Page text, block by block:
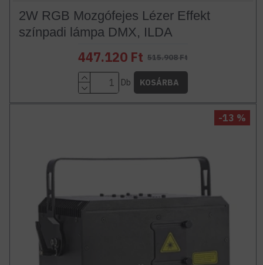
2W RGB Mozgófejes Lézer Effekt
színpadi lámpa DMX, ILDA
447.120 Ft 515.908 Ft
Db KOSÁRBA
-13 %